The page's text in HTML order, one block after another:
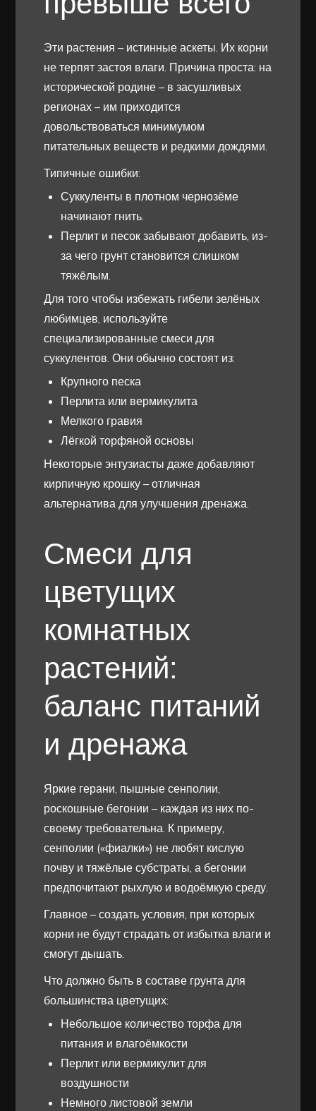
Эти растения – истинные аскеты. Их корни
не терпят застоя влаги. Причина проста: на
исторической родине – в засушливых
регионах – им приходится
довольствоваться минимумом
питательных веществ и редкими дождями.
Типичные ошибки:
Суккуленты в плотном чернозёме
начинают гнить.
Перлит и песок забывают добавить, из-
за чего грунт становится слишком
тяжёлым.
Для того чтобы избежать гибели зелёных
любимцев, используйте
специализированные смеси для
суккулентов. Они обычно состоят из:
Крупного песка
Перлита или вермикулита
Мелкого гравия
Лёгкой торфяной основы
Некоторые энтузиасты даже добавляют
кирпичную крошку – отличная
альтернатива для улучшения дренажа.
Смеси для
цветущих
комнатных
растений:
баланс питаний
и дренажа
Яркие герани, пышные сенполии,
роскошные бегонии – каждая из них по-
своему требовательна. К примеру,
сенполии («фиалки») не любят кислую
почву и тяжёлые субстраты, а бегонии
предпочитают рыхлую и водоёмкую среду.
Главное – создать условия, при которых
корни не будут страдать от избытка влаги и
смогут дышать.
Что должно быть в составе грунта для
большинства цветущих:
Небольшое количество торфа для
питания и влагоёмкости
Перлит или вермикулит для
воздушности
Немного листовой земли